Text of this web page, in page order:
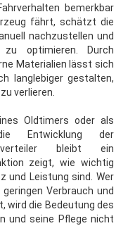
bemerkbar
fährt, schätzt die
nachzustellen und
optimieren. Durch
Materialien lässt sich
langlebiger gestalten,
verlieren.
Oldtimers oder als
Entwicklung der
bleibt ein
zeigt, wie wichtig
und Leistung sind. Wer
Verbrauch und
wird die Bedeutung des
und seine Pflege nicht